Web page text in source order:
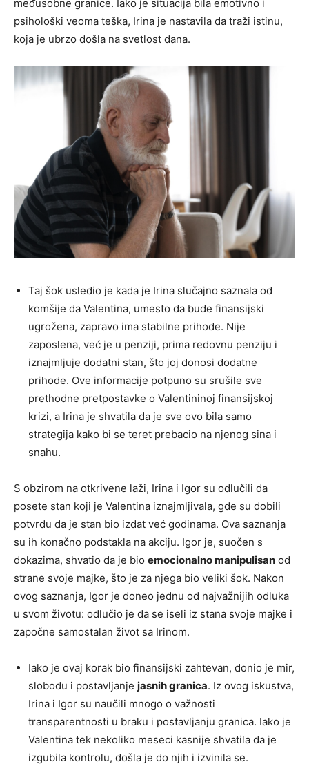
međusobne granice. Iako je situacija bila emotivno i
psihološki veoma teška, Irina je nastavila da traži istinu,
koja je ubrzo došla na svetlost dana.
Taj šok usledio je kada je Irina slučajno saznala od
komšije da Valentina, umesto da bude finansijski
ugrožena, zapravo ima stabilne prihode. Nije
zaposlena, već je u penziji, prima redovnu penziju i
iznajmljuje dodatni stan, što joj donosi dodatne
prihode. Ove informacije potpuno su srušile sve
prethodne pretpostavke o Valentininoj finansijskoj
krizi, a Irina je shvatila da je sve ovo bila samo
strategija kako bi se teret prebacio na njenog sina i
snahu.
S obzirom na otkrivene laži, Irina i Igor su odlučili da
posete stan koji je Valentina iznajmljivala, gde su dobili
potvrdu da je stan bio izdat već godinama. Ova saznanja
su ih konačno podstakla na akciju. Igor je, suočen s
dokazima, shvatio da je bio emocionalno manipulisan od
strane svoje majke, što je za njega bio veliki šok. Nakon
ovog saznanja, Igor je doneo jednu od najvažnijih odluka
u svom životu: odlučio je da se iseli iz stana svoje majke i
započne samostalan život sa Irinom.
Iako je ovaj korak bio finansijski zahtevan, donio je mir,
slobodu i postavljanje jasnih granica. Iz ovog iskustva,
Irina i Igor su naučili mnogo o važnosti
transparentnosti u braku i postavljanju granica. Iako je
Valentina tek nekoliko meseci kasnije shvatila da je
izgubila kontrolu, došla je do njih i izvinila se.